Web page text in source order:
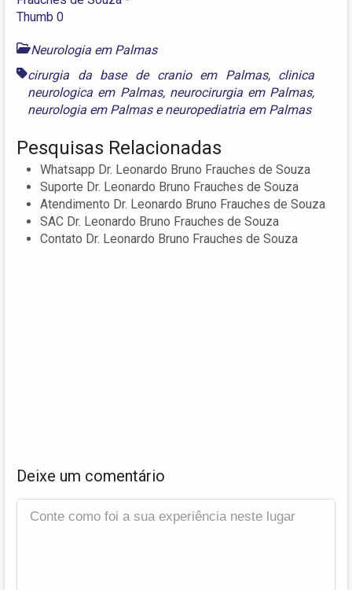
Neurologia em Palmas
cirurgia da base de cranio em Palmas, clinica
neurologica em Palmas, neurocirurgia em Palmas,
neurologia em Palmaseneuropediatria em Palmas
Pesquisas Relacionadas
Whatsapp Dr. Leonardo Bruno Frauches de Souza
Suporte Dr. Leonardo Bruno Frauches de Souza
Atendimento Dr. Leonardo Bruno Frauches de Souza
SAC Dr. Leonardo Bruno Frauches de Souza
Contato Dr. Leonardo Bruno Frauches de Souza
Deixe um comentário